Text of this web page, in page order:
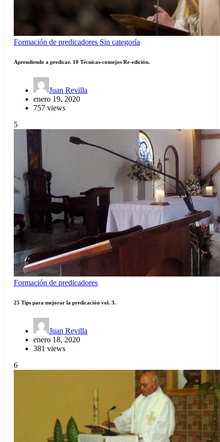
Formación de predicadores Sin categoría
Aprendiendo a predicar. 10 Técnicas-consejos Re-edición.
Juan Revilla
enero 19, 2020
757 views
5
Formación de predicadores
25 Tips para mejorar la predicación vol. 3.
Juan Revilla
enero 18, 2020
381 views
6